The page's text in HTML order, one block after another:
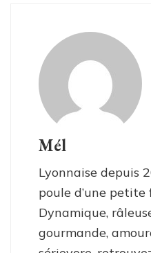
Mél
Lyonnaise depuis
poule d’une petite
Dynamique,
gourmande,